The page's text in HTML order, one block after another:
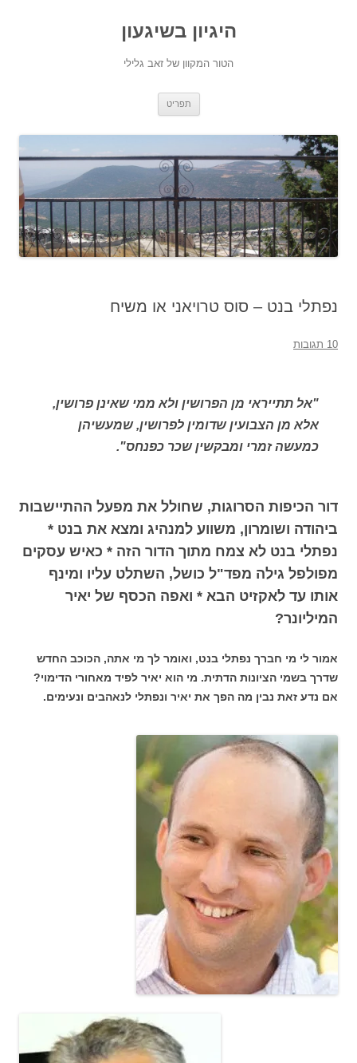
היגיון בשיגעון
הטור המקוון של זאב גלילי
תפריט
נפתלי בנט – סוס טרויאני או משיח
10 תגובות
"אל תתייראי מן הפרושין ולא ממי שאינן פרושין,
אלא מן הצבועין שדומין לפרושין, שמעשיהן
כמעשה זמרי ומבקשין שכר כפנחס".
דור הכיפות הסרוגות, שחולל את מפעל ההתיישבות
ביהודה ושומרון, משווע למנהיג ומצא את בנט *
נפתלי בנט לא צמח מתוך הדור הזה * כאיש עסקים
מפולפל גילה מפד"ל כושל, השתלט עליו ומינף
אותו עד לאקזיט הבא * ואפה הכסף של יאיר
המיליונר?
אמור לי מי חברך נפתלי בנט, ואומר לך מי אתה, הכוכב החדש
שדרך בשמי הציונות הדתית. מי הוא יאיר לפיד מאחורי הדימוי?
אם נדע זאת נבין מה הפך את יאיר ונפתלי לנאהבים ונעימים.